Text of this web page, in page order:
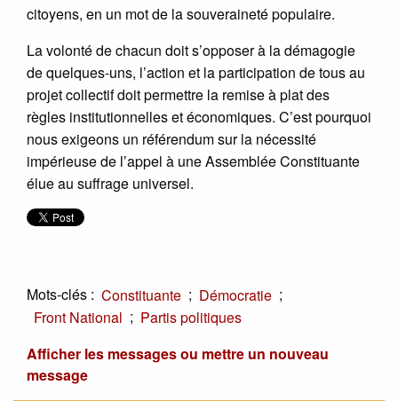
citoyens, en un mot de la souveraineté populaire.
La volonté de chacun doit s’opposer à la démagogie
de quelques-uns, l’action et la participation de tous au
projet collectif doit permettre la remise à plat des
règles institutionnelles et économiques. C’est pourquoi
nous exigeons un référendum sur la nécessité
impérieuse de l’appel à une Assemblée Constituante
élue au suffrage universel.
Mots-clés : Constituante ; Démocratie ;
Front National ; Partis politiques
Afficher les messages ou mettre un nouveau
message